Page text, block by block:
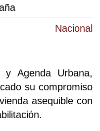
Nacional
Agenda Urbana,
su compromiso
asequible con